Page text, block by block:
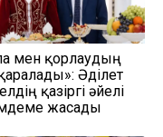
мен қорлаудың
Әділет
қазіргі әйелі
жасады